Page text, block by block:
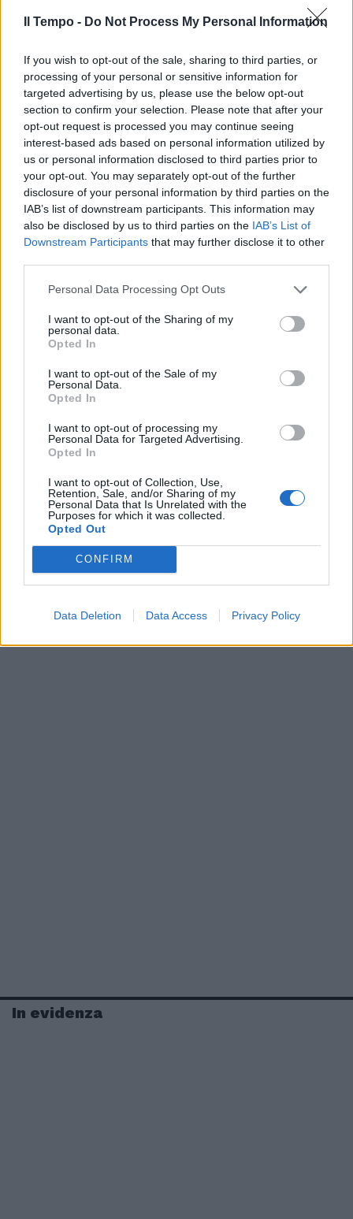
Il Tempo - Do Not Process My Personal Information
If you wish to opt-out of the sale, sharing to third parties, or
processing of your personal or sensitive information for
targeted advertising by us, please use the below opt-out
section to confirm your selection. Please note that after your
opt-out request is processed you may continue seeing
interest-based ads based on personal information utilized by
us or personal information disclosed to third parties prior to
your opt-out. You may separately opt-out of the further
disclosure of your personal information by third parties on the
IAB’s list of downstream participants. This information may
also be disclosed by us to third parties on the IAB’s List of
Downstream Participants that may further disclose it to other
Personal Data Processing Opt Outs
I want to opt-out of the Sharing of my
personal data.
Opted In
I want to opt-out of the Sale of my
Personal Data.
Opted In
I want to opt-out of processing my
Personal Data for Targeted Advertising.
Opted In
I want to opt-out of Collection, Use,
Retention, Sale, and/or Sharing of my
Personal Data that Is Unrelated with the
Purposes for which it was collected.
Opted Out
CONFIRM
Data Deletion Data Access Privacy Policy
In evidenza